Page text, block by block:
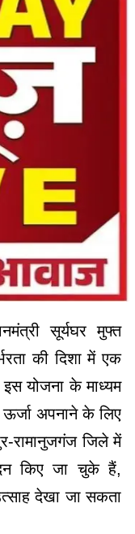
सूर्यघर मुफ्त
की दिशा में एक
इस योजना के माध्यम
अपनाने के लिए
रामानुजगंज जिले में
किए जा चुके हैं,
देखा जा सकता